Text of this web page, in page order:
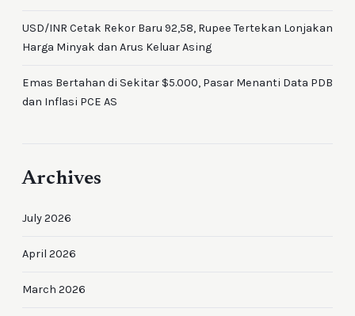
USD/INR Cetak Rekor Baru 92,58, Rupee Tertekan Lonjakan
Harga Minyak dan Arus Keluar Asing
Emas Bertahan di Sekitar $5.000, Pasar Menanti Data PDB
dan Inflasi PCE AS
Archives
July 2026
April 2026
March 2026